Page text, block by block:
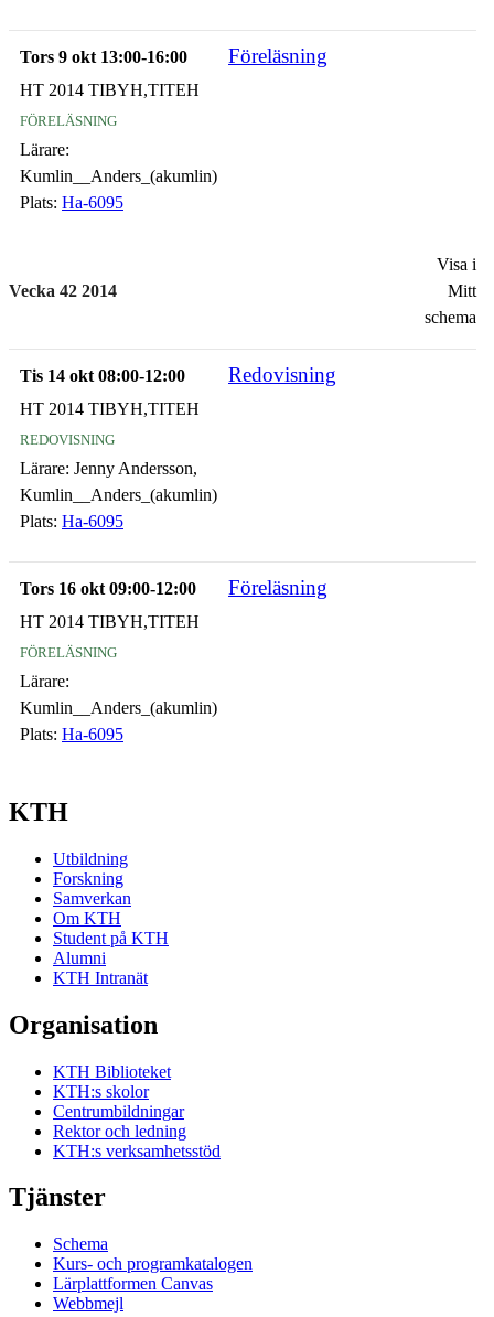
Tors 9 okt 13:00-16:00 Föreläsning
HT 2014 TIBYH,TITEH
föreläsning
Lärare:
Kumlin__Anders_(akumlin)
Plats: Ha-6095
Vecka 42 2014
Visa i
Mitt
schema
Tis 14 okt 08:00-12:00 Redovisning
HT 2014 TIBYH,TITEH
redovisning
Lärare: Jenny Andersson,
Kumlin__Anders_(akumlin)
Plats: Ha-6095
Tors 16 okt 09:00-12:00 Föreläsning
HT 2014 TIBYH,TITEH
föreläsning
Lärare:
Kumlin__Anders_(akumlin)
Plats: Ha-6095
KTH
Utbildning
Forskning
Samverkan
Om KTH
Student på KTH
Alumni
KTH Intranät
Organisation
KTH Biblioteket
KTH:s skolor
Centrumbildningar
Rektor och ledning
KTH:s verksamhetsstöd
Tjänster
Schema
Kurs- och programkatalogen
Lärplattformen Canvas
Webbmejl